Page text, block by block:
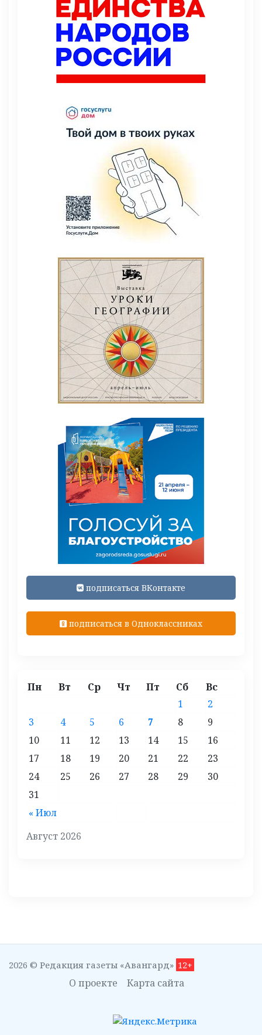
подписаться ВКонтакте
подписаться в Одноклассниках
Август 2026
Пн Вт Ср Чт Пт Сб Вс
« Июл
1
2
3
4 5 6 7 8
9
10
11 12 13 14 15
16
17
18 19 20 21 22
23
24
25 26 27 28 29
30
31
2026 © Редакция газеты «Авангард» 12+
О проекте Карта сайта